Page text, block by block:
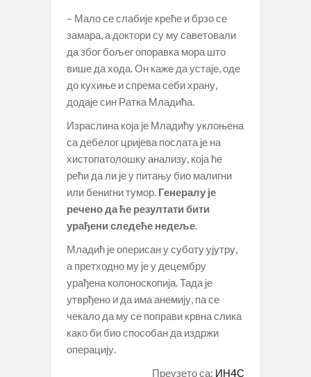
– Мало се слабије креће и брзо се
замара, а доктори су му саветовали
да због бољег опоравка мора што
више да хода. Он каже да устаје, оде
до кухиње и спрема себи храну,
додаје син Ратка Младића.
Израслина која је Младићу уклоњена
са дебелог цријева послата је на
хистопатолошку анализу, која ће
рећи да ли је у питању био малигни
или бенигни тумор. Генералу је
речено да ће резултати бити
урађени следеће недеље
Младић је оперисан у суботу ујутру,
а претходно му је у децембру
урађена колоноскопија. Тада је
утврђено и да има анемију, па се
чекало да му се поправи крвна слика
како би био способан да издржи
операцију.
Преузето са: ИН4С